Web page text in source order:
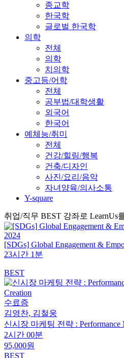
종교학
한국학
글로벌 한국학
의학
전체
의학
치의학
중고등/어학
전체
공부법/대학생활
외국어
한국어
예체능/취미
전체
건강/힐링/행복
건축/디자인
사진/요리/음악
자녀양육/의사소통
Y-square
취업/직무 BEST 강좌로 LearnUs
[SDGs] Global Engagement &
23시간 1분
BEST
수료증
김영찬, 김철웅
신시장 마케팅 전략 : Performance
2시간 00분
95,000원
BEST